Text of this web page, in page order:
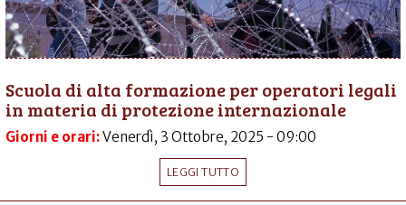
Scuola di alta formazione per operatori legali
in materia di protezione internazionale
Giorni e orari:Venerdì, 3 Ottobre, 2025 - 09:00
LEGGI TUTTO